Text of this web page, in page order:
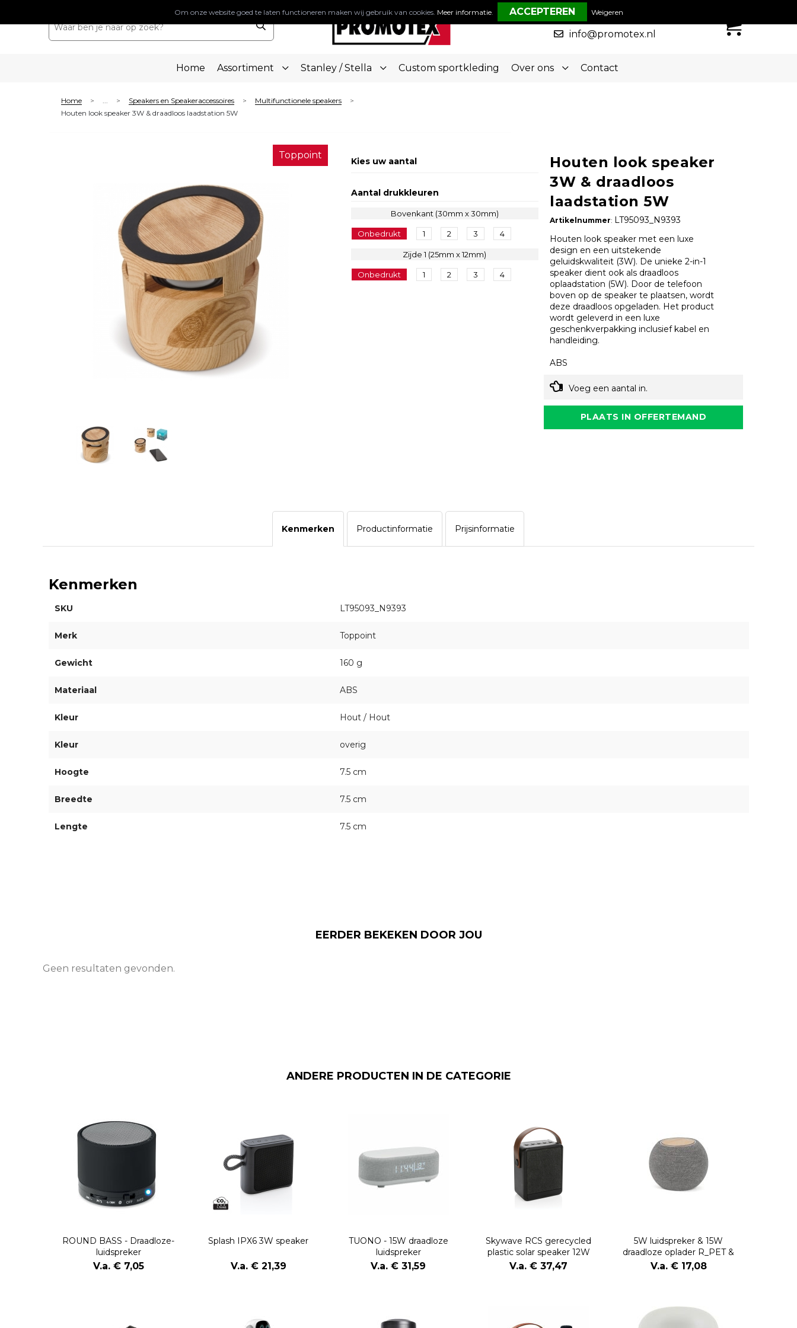
050-5773636
info@promotex.nl
Home Assortiment Stanley / Stella Custom sportkleding Over ons Contact
Home > ... > Speakers en Speakeraccessoires > Multifunctionele speakers >
Houten look speaker 3W & draadloos laadstation 5W
Toppoint
Kies uw aantal
Aantal drukkleuren
Bovenkant (30mm x 30mm)
Onbedrukt 1 2 3 4
Zijde 1 (25mm x 12mm)
Onbedrukt 1 2 3 4
Houten look speaker
3W & draadloos
laadstation 5W
Artikelnummer: LT95093_N9393
Houten look speaker met een luxe
design en een uitstekende
geluidskwaliteit (3W). De unieke 2-in-1
speaker dient ook als draadloos
oplaadstation (5W). Door de telefoon
boven op de speaker te plaatsen, wordt
deze draadloos opgeladen. Het product
wordt geleverd in een luxe
geschenkverpakking inclusief kabel en
handleiding.
ABS
Voeg een aantal in.
PLAATS IN OFFERTEMAND
Kenmerken Productinformatie Prijsinformatie
Kenmerken
SKU LT95093_N9393
Merk Toppoint
Gewicht 160 g
Materiaal ABS
Kleur Hout / Hout
Kleur overig
Hoogte 7.5 cm
Breedte 7.5 cm
Lengte 7.5 cm
EERDER BEKEKEN DOOR JOU
Geen resultaten gevonden.
ANDERE PRODUCTEN IN DE CATEGORIE
ROUND BASS - Draadloze-
luidspreker
V.a. € 7,05
Splash IPX6 3W speaker
V.a. € 21,39
TUONO - 15W draadloze
luidspreker
V.a. € 31,59
Skywave RCS gerecycled
plastic solar speaker 12W
V.a. € 37,47
5W luidspreker & 15W
draadloze oplader R_PET &
bamboe
V.a. € 17,08
Om onze website goed te laten functioneren maken wij gebruik van cookies. Meer informatie. Weigeren